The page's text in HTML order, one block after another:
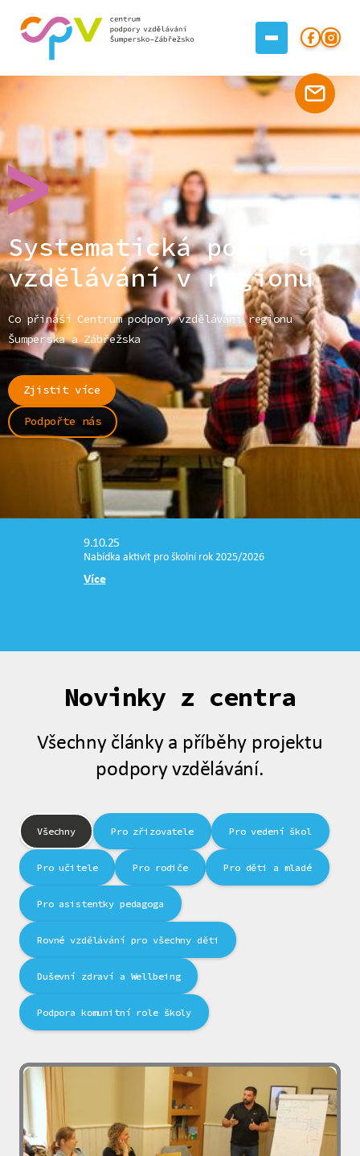
Systematická podpora
vzdělávání v regionu
Co přináší Centrum podpory vzdělávání regionu
Šumperska a Zábřežska
Zjistit více
Podpořte nás
9.10.25
Nabídka aktivit pro školní rok 2025/2026
Více
Novinky z centra
Všechny články a příběhy projektu
podpory vzdělávání.
Všechny Pro zřizovatele Pro vedení škol
Pro učitele Pro rodiče Pro děti a mladé
Pro asistentky pedagoga
Rovné vzdělávání pro všechny děti
Duševní zdraví a Wellbeing
Podpora komunitní role školy